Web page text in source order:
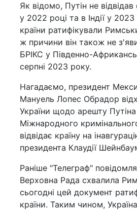
Як відомо, Путін не відвідав
у 2022 році та в Індії у 2023
країни ратифікували
ж причини він також не
БРІКС у Південно-
серпні 2023 року.
Нагадаємо, президент
Мануель Лопес Обрадор
України щодо арешту
Міжнародного
відвідає країну на
президента Клаудії
Раніше "Телеграф"
Верховна Рада схвалила
сьогодні цей документ
країни. Таким чином,